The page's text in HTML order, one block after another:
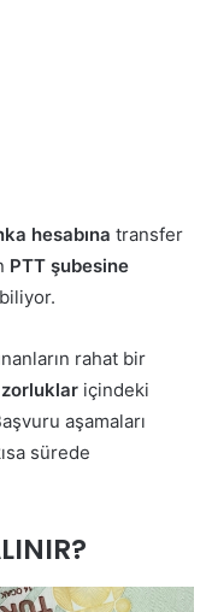
hesabına transfer
PTT şubesine
rahat bir
içindeki
aşamaları
sürede